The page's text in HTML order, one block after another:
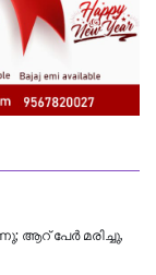
ആറ് പേർ മരിച്ചു,